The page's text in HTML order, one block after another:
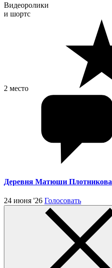
Видеоролики
и шортс
2 место
Деревня Матюши Плотникова
24 июня '26 Голосовать